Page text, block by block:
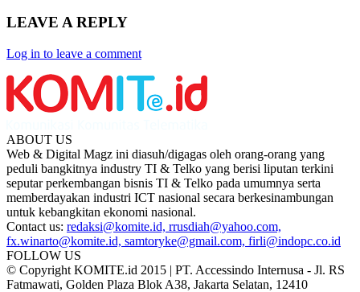
LEAVE A REPLY
Log in to leave a comment
ABOUT US
Web & Digital Magz ini diasuh/digagas oleh orang-orang yang
peduli bangkitnya industry TI & Telko yang berisi liputan terkini
seputar perkembangan bisnis TI & Telko pada umumnya serta
memberdayakan industri ICT nasional secara berkesinambungan
untuk kebangkitan ekonomi nasional.
Contact us: redaksi@komite.id, rrusdiah@yahoo.com,
fx.winarto@komite.id, samtoryke@gmail.com, firli@indopc.co.id
FOLLOW US
© Copyright KOMITE.id 2015 | PT. Accessindo Internusa - Jl. RS
Fatmawati, Golden Plaza Blok A38, Jakarta Selatan, 12410